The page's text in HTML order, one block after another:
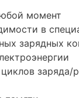
момент
в
зарядных
заряда/